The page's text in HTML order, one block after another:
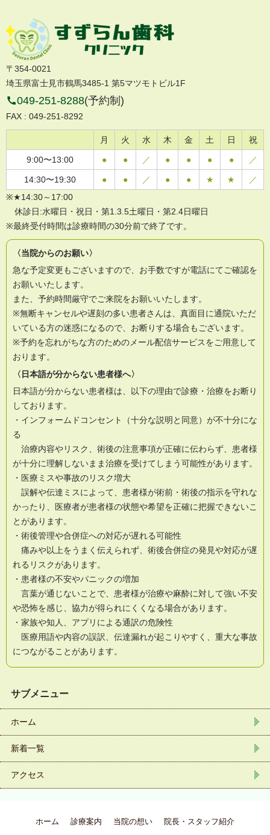
〒354-0021
埼玉県富士見市鶴馬3485-1 第5マツモトビル1F
049-251-8288(予約制)
FAX : 049-251-8292
月 火 水 木 金 土 日 祝
9:00〜13:00 ● ● ／ ● ● ● ● ／
14:30〜19:30 ● ● ／ ● ● ★ ★
／
★14:30～17:00
休診日:水曜日・祝日・第1.3.5土曜日・第2.4日曜日
最終受付時間は診療時間の30分前で終了です。
〈当院からのお願い〉
急な予定変更もございますので、お手数ですが電話にてご確認を
お願いいたします。
また、予約時間厳守でご来院をお願いいたします。
※無断キャンセルや遅刻の多い患者さんは、真面目に通院いただ
いている方の迷惑になるので、お断りする場合もございます。
※予約を忘れがちな方のためのメール配信サービスをご用意して
おります。
〈日本語が分からない患者様へ〉
日本語が分からない患者様は、以下の理由で診療・治療をお断り
しております。
・インフォームドコンセント（十分な説明と同意）が不十分にな
る
治療内容やリスク、術後の注意事項が正確に伝わらず、患者様
が十分に理解しないまま治療を受けてしまう可能性があります。
・医療ミスや事故のリスク増大
誤解や伝達ミスによって、患者様が術前・術後の指示を守れな
かったり、医療者が患者様の状態や希望を正確に把握できないこ
とがあります。
・術後管理や合併症への対応が遅れる可能性
痛みや以上をうまく伝えられず、術後合併症の発見や対応が遅
れるリスクがあります。
・患者様の不安やパニックの増加
言葉が通じないことで、患者様が治療や麻酔に対して強い不安
や恐怖を感じ、協力が得られにくくなる場合があります。
・家族や知人、アプリによる通訳の危険性
医療用語や内容の誤訳、伝達漏れが起こりやすく、重大な事故
につながることがあります。
サブメニュー
ホーム
新着一覧
アクセス
ホーム 診療案内 当院の想い 院長・スタッフ紹介